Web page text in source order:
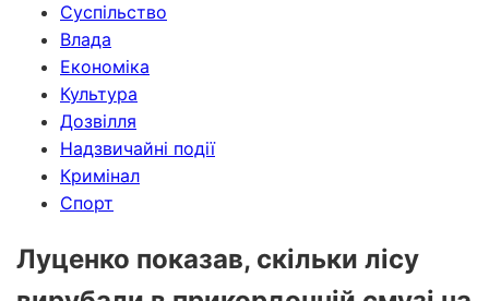
Суспільство
Влада
Економіка
Культура
Дозвілля
Надзвичайні події
Кримінал
Спорт
Луценко показав, скільки лісу